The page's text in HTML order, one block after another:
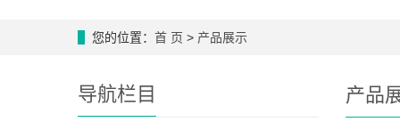
您的位置： 首 页 > 产品展示
产品
导航栏目